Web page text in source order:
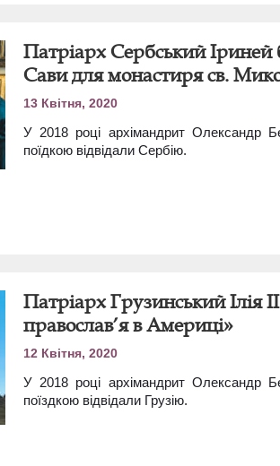
Патріарх Сербський Іриней
Сави для монастиря св.
13 Квітня, 2020
У 2018 році архімандрит Олександр
поїдкою відвідали Сербію.
Патріарх Грузинський Ілія
православ’я в Америці»
12 Квітня, 2020
У 2018 році архімандрит Олександр
поїздкою відвідали Грузію.